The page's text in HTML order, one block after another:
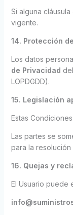
Si alguna
vigente.
14. Protección
Los datos
de Privacidad
LOPDGDD).
15. Legislación
Estas
Las partes se
para la
16. Quejas y
El Usuario puede